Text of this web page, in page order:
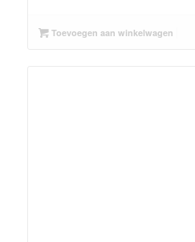
Toevoegen aan winkelwagen